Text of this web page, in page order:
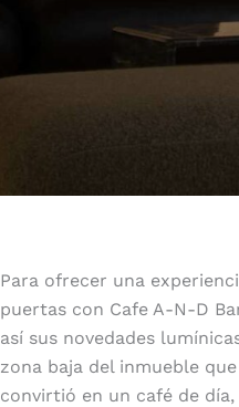
Para ofrecer una
puertas con Cafe A-N-D
así sus novedades
zona baja del inmueble
convirtió en un café de